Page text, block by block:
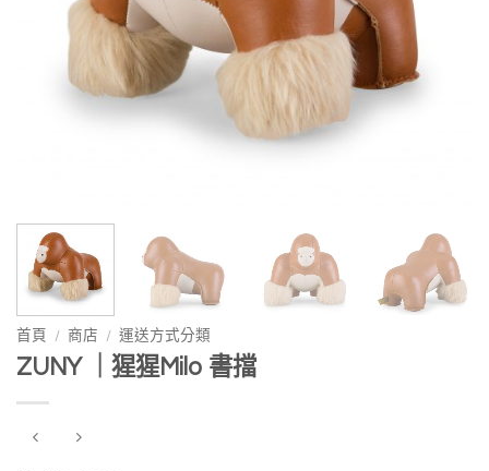
首頁 / 商店 / 運送方式分類
ZUNY ｜猩猩Milo 書擋